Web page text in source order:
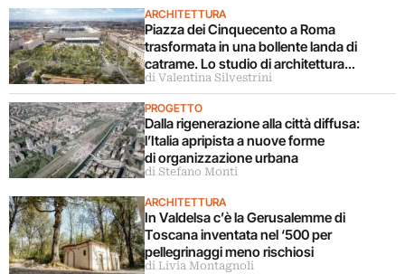
ARCHITETTURA
Piazza dei Cinquecento a Roma
trasformata in una bollente landa di
catrame. Lo studio di architettura
disconosce il progetto
di Valentina Silvestrini
PROGETTO
Dalla rigenerazione alla città diffusa:
l’Italia apripista a nuove forme
di organizzazione urbana
di Stefano Monti
ARCHITETTURA
In Valdelsa c’è la Gerusalemme di
Toscana inventata nel ‘500 per
pellegrinaggi meno rischiosi
di Livia Montagnoli